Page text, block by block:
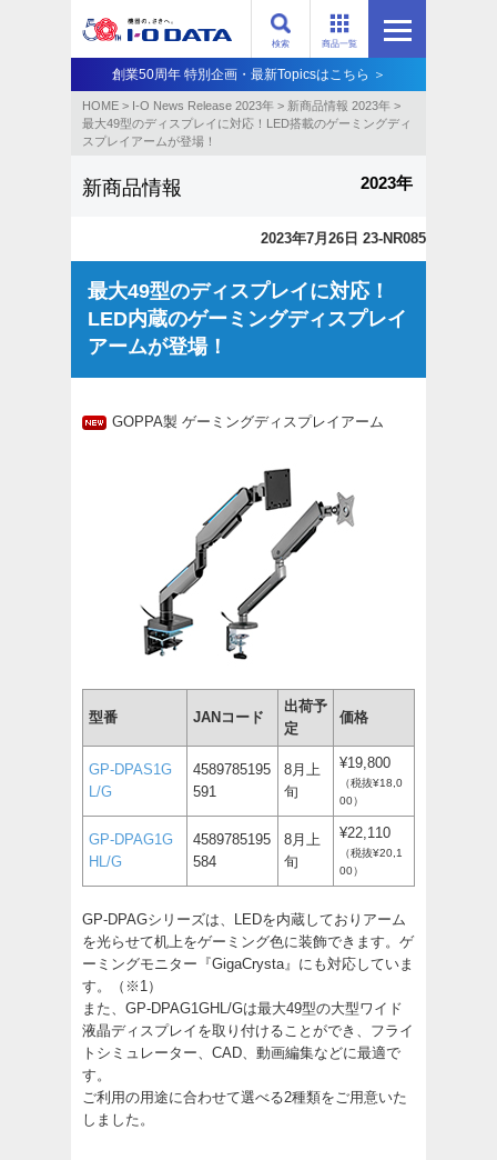
商品一覧
検索
創業50周年 特別企画・最新Topicsはこちら ＞
HOME > I-O News Release 2023年 > 新商品情報 2023年 >
最大49型のディスプレイに対応！LED搭載のゲーミングディ
スプレイアームが登場！
新商品情報 2023年
2023年7月26日 23-NR085
最大49型のディスプレイに対応！
LED内蔵のゲーミングディスプレイ
アームが登場！
GOPPA製 ゲーミングディスプレイアーム
型番 JANコード
出荷予
定
価格
GP-DPAS1G
L/G
4589785195
591
8月上
旬
¥19,800
（税抜¥18,0
00）
GP-DPAG1G
HL/G
4589785195
584
8月上
旬
¥22,110
（税抜¥20,1
00）
GP-DPAGシリーズは、LEDを内蔵しておりアーム
を光らせて机上をゲーミング色に装飾できます。ゲ
ーミングモニター『GigaCrysta』にも対応していま
す。（※1）
また、GP-DPAG1GHL/Gは最大49型の大型ワイド
液晶ディスプレイを取り付けることができ、フライ
トシミュレーター、CAD、動画編集などに最適で
す。
ご利用の用途に合わせて選べる2種類をご用意いた
しました。